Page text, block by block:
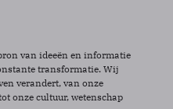
van ideeën en informatie
transformatie. Wij
verandert, van onze
onze cultuur, wetenschap